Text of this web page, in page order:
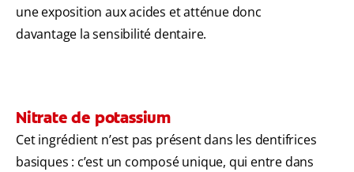
une exposition aux acides et atténue donc
davantage la sensibilité dentaire.
Nitrate de potassium
Cet ingrédient n’est pas présent dans les dentifrices
basiques : c’est un composé unique, qui entre dans